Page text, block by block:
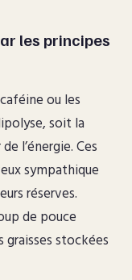
les principes
ou les
soit la
l’énergie. Ces
sympathique
réserves.
de pouce
stockées